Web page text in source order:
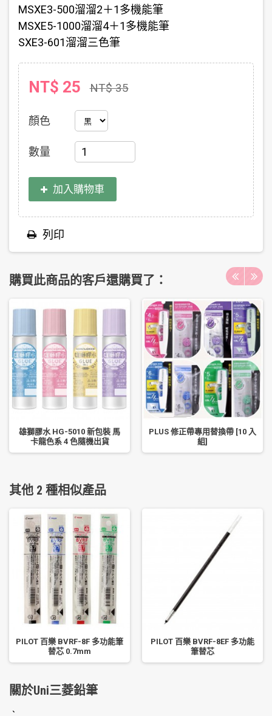
MSXE3-500溜溜2＋1多機能筆
MSXE5-1000溜溜4＋1多機能筆
SXE3-601溜溜三色筆
NT$ 25 NT$ 35
顏色
數量
加入購物車
列印
購買此商品的客戶還購買了：
雄獅膠水 HG-5010 新包裝 馬
卡龍色系 4 色隨機出貨
PLUS 修正帶專用替換帶 [10 入
組]
其他 2 種相似產品
PILOT 百樂 BVRF-8F 多功能筆
替芯 0.7mm
PILOT 百樂 BVRF-8EF 多功能
筆替芯
關於Uni三菱鉛筆